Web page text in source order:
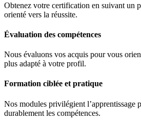
Obtenez votre certification en suivant un
orienté vers la réussite.
Évaluation des compétences
Nous évaluons vos acquis pour vous
plus adapté à votre profil.
Formation ciblée et pratique
Nos modules privilégient l’apprentissage
durablement les compétences.